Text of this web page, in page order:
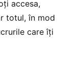
accesa,
totul, în mod
care îți